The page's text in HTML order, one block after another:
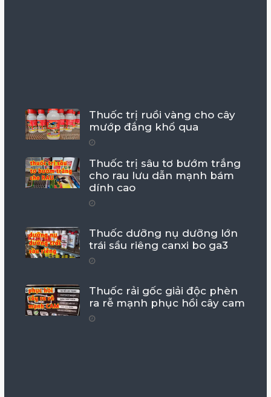
Thuốc trị ruồi vàng cho cây
mướp đắng khổ qua
Thuốc trị sâu tơ bướm trắng
cho rau lưu dẫn mạnh bám
dính cao
Thuốc dưỡng nụ dưỡng lớn
trái sầu riêng canxi bo ga3
Thuốc rải gốc giải độc phèn
ra rễ mạnh phục hồi cây cam